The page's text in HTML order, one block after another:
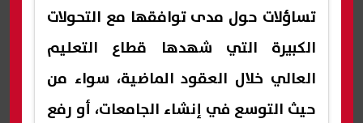
تساؤلات حول مدى توافقها مع التحولات
الكبيرة التي شهدها قطاع التعليم
العالي خلال العقود الماضية، سواء من
حيث التوسع في إنشاء الجامعات، أو رفع